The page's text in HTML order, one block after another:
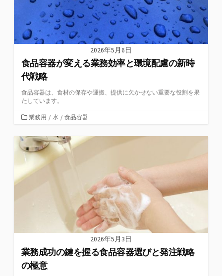
2026年5月6日
食品容器が変える業務効率と環境配慮の新時
代戦略
食品容器は、食材の保存や運搬、提供に欠かせない重要な役割を果
たしています。
カ
ゴ
ー
業務用 / 水 / 食品容器
2026年5月3日
業務成功の鍵を握る食品容器選びと発注戦略
の極意